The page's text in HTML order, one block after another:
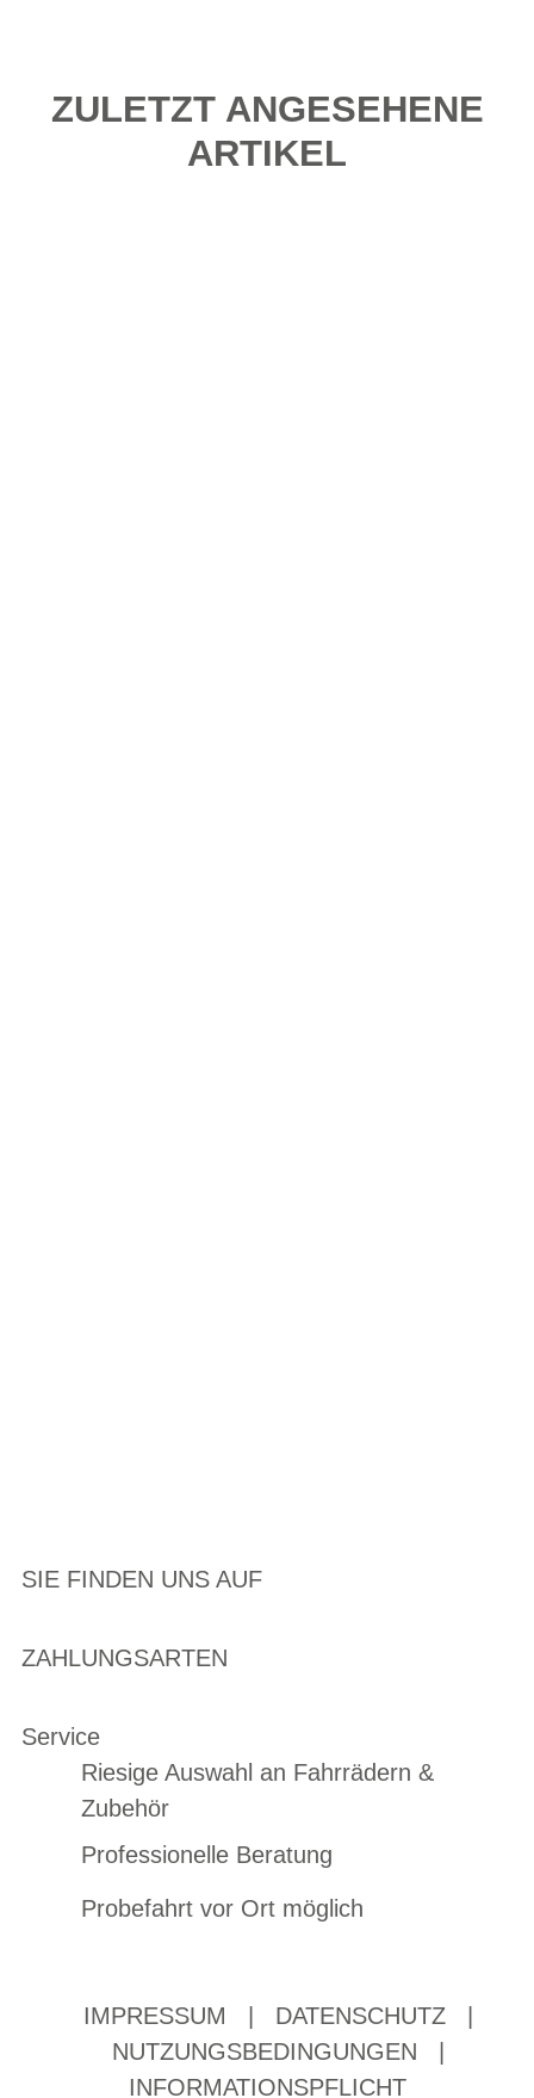
ZULETZT ANGESEHENE
ARTIKEL
SIE FINDEN UNS AUF
ZAHLUNGSARTEN
Service
Riesige Auswahl an Fahrrädern &
Zubehör
Professionelle Beratung
Probefahrt vor Ort möglich
IMPRESSUM DATENSCHUTZ
NUTZUNGSBEDINGUNGEN
INFORMATIONSPFLICHT